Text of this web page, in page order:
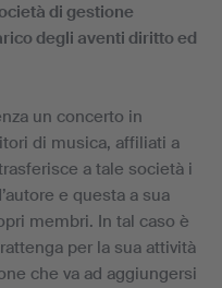
di gestione
degli aventi diritto ed
un concerto in
di musica, affiliati a
a tale società i
e questa a sua
membri. In tal caso è
per la sua attività
che va ad aggiungersi